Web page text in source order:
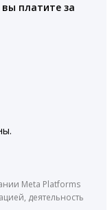
платите за
Meta Platforms
деятельность